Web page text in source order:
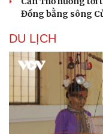
Đồng bằng sông
DU LỊCH